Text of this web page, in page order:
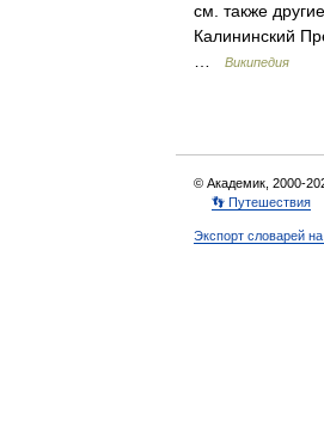
см. также
Калининский
Википедия
© Академик, 2000-
👣 Путешествия
Экспорт словарей